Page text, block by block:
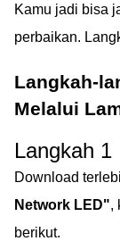
Kamu jadi bisa
perbaikan.
Langkah-
Melalui
Langkah 1
Download
Network LED",
berikut.